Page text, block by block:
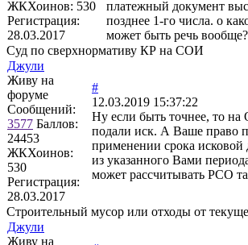
ЖКХоинов: 530
Регистрация:
28.03.2017
платежный документ
позднее 1-го числа. о
может быть речь вообще?
Суд по сверхнормативу КР на СОИ
Джули
Живу на
форуме
Сообщений:
3577 Баллов:
24453
ЖКХоинов:
530
Регистрация:
28.03.2017
#
12.03.2019 15:37:22
Ну если быть точнее, то
подали иск. А Ваше право
применении срока исковой
из указанного Вами
может рассчитывать РСО
Строительный мусор или отходы от
Джули
Живу на